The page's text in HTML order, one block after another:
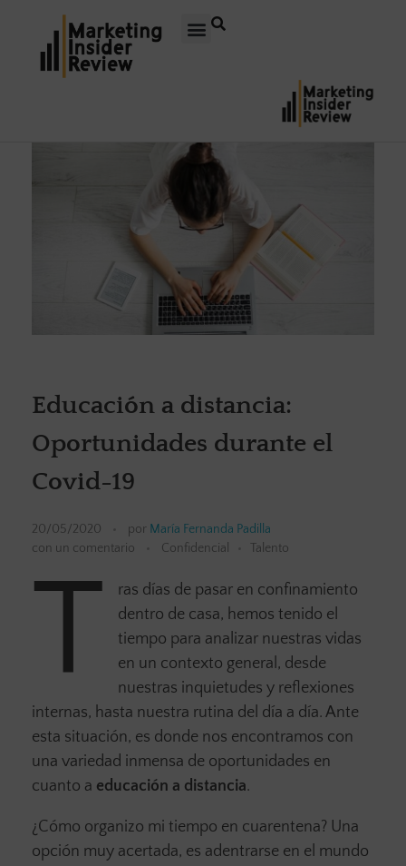
Educación a distancia:
Oportunidades durante el
Covid-19
20/05/2020 por María Fernanda Padilla
con un comentario Confidencial Talento
T
ras días de pasar en confinamiento
dentro de casa, hemos tenido el
tiempo para analizar nuestras vidas
en un contexto general, desde
nuestras inquietudes y reflexiones
internas, hasta nuestra rutina del día a día. Ante
esta situación, es donde nos encontramos con
una variedad inmensa de oportunidades en
cuanto a educación a distancia.
¿Cómo organizo mi tiempo en cuarentena? Una
opción muy acertada, es adentrarse en el mundo